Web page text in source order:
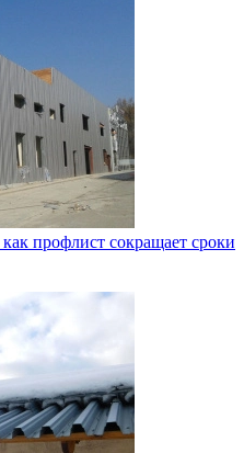
профлист сокращает сроки